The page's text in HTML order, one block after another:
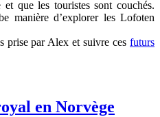
que les touristes sont couchés.
manière d’explorer les Lofoten
prise par Alex et suivre ces futurs
en Norvège